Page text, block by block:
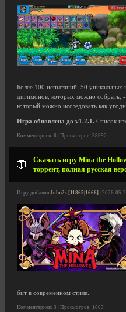
Более 100 испытаний, 50 уникальных
дигимонов, которых можно собрать,
который можно исследовать как
Игра обновлена до v1.2.1. Список
Комментариев: 6 | Просмотров: 38992
Скачать игру Mina the
торрент, полная русская
Игру добавил John2s [11865|1666] | 2026-05-
бит в современном стиле.
Комментариев: 3 | Просмотров: 1803